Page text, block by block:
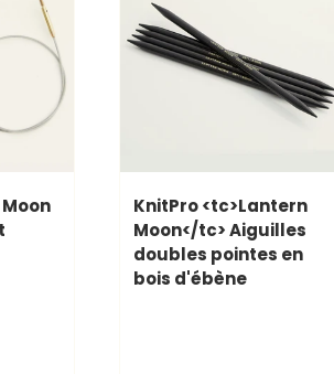
KnitPro <tc>Lantern
Moon</tc> Aiguilles
doubles pointes en
bois d'ébène